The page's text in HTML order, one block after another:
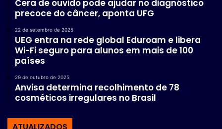
Cera de ouvido pode ajudar no diagnóstico
precoce do câncer, aponta UFG
22 de setembro de 2025
UEG entra na rede global Eduroam e libera
Wi-Fi seguro para alunos em mais de 100
países
29 de outubro de 2025
Anvisa determina recolhimento de 78
cosméticos irregulares no Brasil